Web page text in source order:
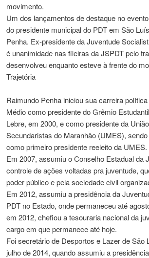
movimento.
Um dos lançamentos de destaque no
do presidente municipal do PDT em São
Penha. Ex-presidente da Juventude
é unanimidade nas fileiras da JSPDT pelo
desenvolveu enquanto esteve à frente do
Trajetória
Raimundo Penha iniciou sua carreira
Médio como presidente do Grêmio
Lebre, em 2000, e como presidente da
Secundaristas do Maranhão (UMES),
como primeiro presidente reeleito da UMES.
Em 2007, assumiu o Conselho Estadual da
controle de ações voltadas pra juventude,
poder público e pela sociedade civil
Em 2012, assumiu a presidência da
PDT no Estado, onde permaneceu até
em 2012, chefiou a tesouraria nacional da
cargo em que permanece até hoje.
Foi secretário de Desportos e Lazer de
julho de 2014, quando assumiu a